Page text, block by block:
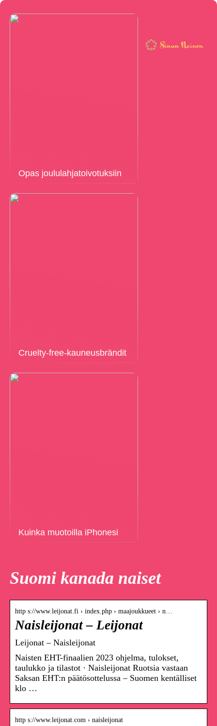
Opas joululahjatoivotuksiin
Cruelty-free-kauneusbrändit
Kuinka muotoilla iPhonesi
Suomi kanada naiset
http s://www.leijonat.fi › index.php › maajoukkueet › n…
Naisleijonat – Leijonat
Leijonat – Naisleijonat
Naisten EHT-finaalien 2023 ohjelma, tulokset,
taulukko ja tilastot · Naisleijonat Ruotsia vastaan
Saksan EHT:n päätösottelussa – Suomen kentälliset
klo …
http s://www.leijonat.com › naisleijonat